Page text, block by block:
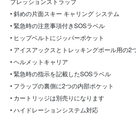
• 斜めの片面スキー キャリング システム
• 緊急時の注意事項付きSOSラベル
• ヒップベルトにジッパーポケット
• アイスアックスとトレッキングポール用の2
• ヘルメットキャリア
• 緊急時の指示を記載したSOSラベル
• フラップの裏側に2つの内部ポケット
• カートリッジは別売りになります
• ハイドレーションシステム対応